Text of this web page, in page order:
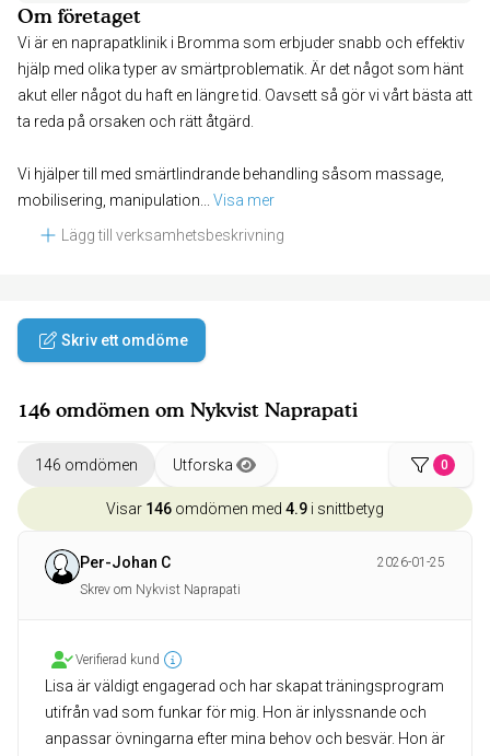
Om företaget
Vi är en naprapatklinik i Bromma som erbjuder snabb och effektiv
hjälp med olika typer av smärtproblematik. Är det något som hänt
akut eller något du haft en längre tid. Oavsett så gör vi vårt bästa att
ta reda på orsaken och rätt åtgärd.
Vi hjälper till med smärtlindrande behandling såsom massage,
mobilisering, manipulation
Visa mer
Lägg till verksamhetsbeskrivning
Skriv ett omdöme
146 omdömen om Nykvist Naprapati
146 omdömen Utforska 0
Visar 146 omdömen med 4.9 i snittbetyg
Per-Johan C
2026-01-25
Skrev om Nykvist Naprapati
Verifierad kund
Lisa är väldigt engagerad och har skapat träningsprogram
utifrån vad som funkar för mig. Hon är inlyssnande och
anpassar övningarna efter mina behov och besvär. Hon är